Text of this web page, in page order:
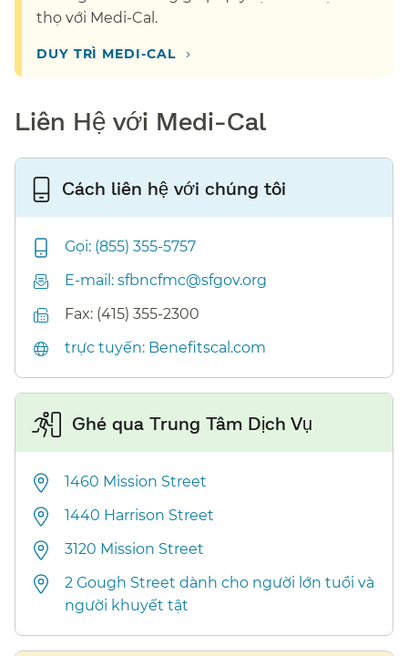
thọ với Medi-Cal.​​
DUY TRÌ MEDI-CAL​​ ›
Liên Hệ với Medi-Cal​​
Cách liên hệ với chúng tôi​​
Gọi: (855) 355-5757​​
E-mail: sfbncfmc@sfgov.org​​
Fax: (415) 355-2300​​
trực tuyến: Benefitscal.com​​
Ghé qua Trung Tâm Dịch Vụ​​
1460 Mission Street​​
1440 Harrison Street​​
3120 Mission Street​​
2 Gough Street dành cho người lớn tuổi và
người khuyết tật​​